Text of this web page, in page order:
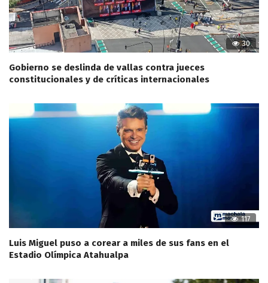
30
Gobierno se deslinda de vallas contra jueces
constitucionales y de críticas internacionales
117
Luis Miguel puso a corear a miles de sus fans en el
Estadio Olímpica Atahualpa